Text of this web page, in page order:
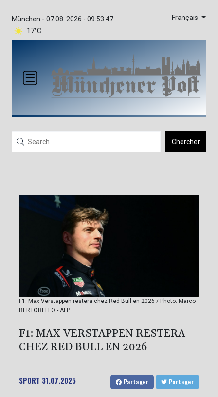
München -
17°C
07.08. 2026 - 09:53:47 Français
Chercher
F1: Max Verstappen restera chez Red Bull en 2026 / Photo: Marco
BERTORELLO - AFP
F1: MAX VERSTAPPEN RESTERA
CHEZ RED BULL EN 2026
SPORT 31.07.2025 Partager Partager